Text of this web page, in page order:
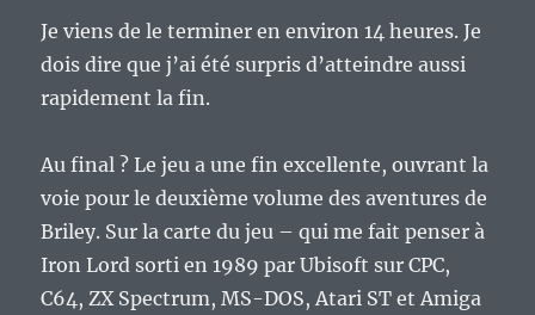
prometteur.
Je viens de le terminer en environ 14 heures. Je
dois dire que j’ai été surpris d’atteindre aussi
rapidement la fin.
Au final ? Le jeu a une fin excellente, ouvrant la
voie pour le deuxième volume des aventures de
Briley. Sur la carte du jeu – qui me fait penser à
Iron Lord sorti en 1989 par Ubisoft sur CPC,
C64, ZX Spectrum, MS-DOS, Atari ST et Amiga